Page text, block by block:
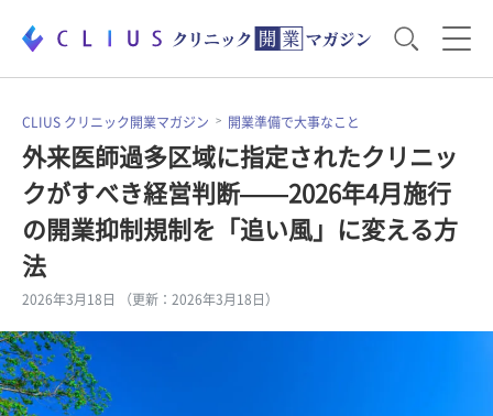
お役立ち資料 運営・経営のポイント
開業医のリアル 開業準備で大事なこと
電子カルテ・ICT
集患のコツ
CLIUS クリニック開業マガジン 開業準備で大事なこと
外来医師過多区域に指定されたクリニッ
クがすべき経営判断——2026年4月施行
の開業抑制規制を「追い風」に変える方
法
2026年3月18日 （更新：2026年3月18日）